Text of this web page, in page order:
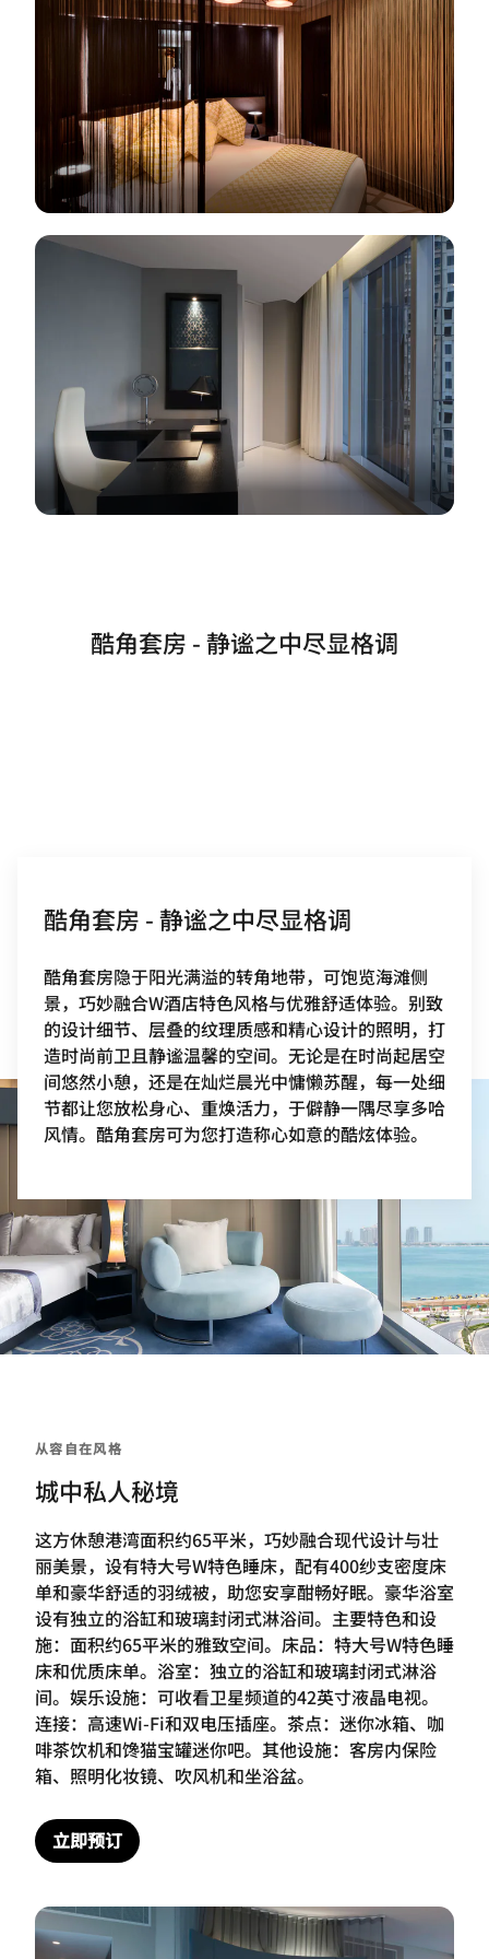
酷角套房 - 静谧之中尽显格调
酷角套房 - 静谧之中尽显格调
酷角套房隐于阳光满溢的转角地带，可饱览海滩侧
景，巧妙融合W酒店特色风格与优雅舒适体验。别致
的设计细节、层叠的纹理质感和精心设计的照明，打
造时尚前卫且静谧温馨的空间。无论是在时尚起居空
间悠然小憩，还是在灿烂晨光中慵懒苏醒，每一处细
节都让您放松身心、重焕活力，于僻静一隅尽享多哈
风情。酷角套房可为您打造称心如意的酷炫体验。
从容自在风格
城中私人秘境
这方休憩港湾面积约65平米，巧妙融合现代设计与壮
丽美景，设有特大号W特色睡床，配有400纱支密度床
单和豪华舒适的羽绒被，助您安享酣畅好眠。豪华浴室
设有独立的浴缸和玻璃封闭式淋浴间。主要特色和设
施：面积约65平米的雅致空间。床品：特大号W特色睡
床和优质床单。浴室：独立的浴缸和玻璃封闭式淋浴
间。娱乐设施：可收看卫星频道的42英寸液晶电视。
连接：高速Wi-Fi和双电压插座。茶点：迷你冰箱、咖
啡茶饮机和馋猫宝罐迷你吧。其他设施：客房内保险
箱、照明化妆镜、吹风机和坐浴盆。
立即预订